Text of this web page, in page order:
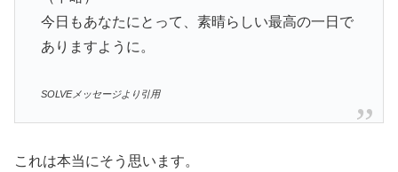
今日もあなたにとって、素晴らしい最高の一日で
ありますように。
SOLVEメッセージより引用
これは本当にそう思います。